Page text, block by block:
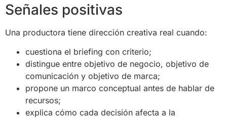
Señales positivas
Una productora tiene dirección creativa real cuando:
cuestiona el briefing con criterio;
distingue entre objetivo de negocio, objetivo de
comunicación y objetivo de marca;
propone un marco conceptual antes de hablar de
recursos;
explica cómo cada decisión afecta a la